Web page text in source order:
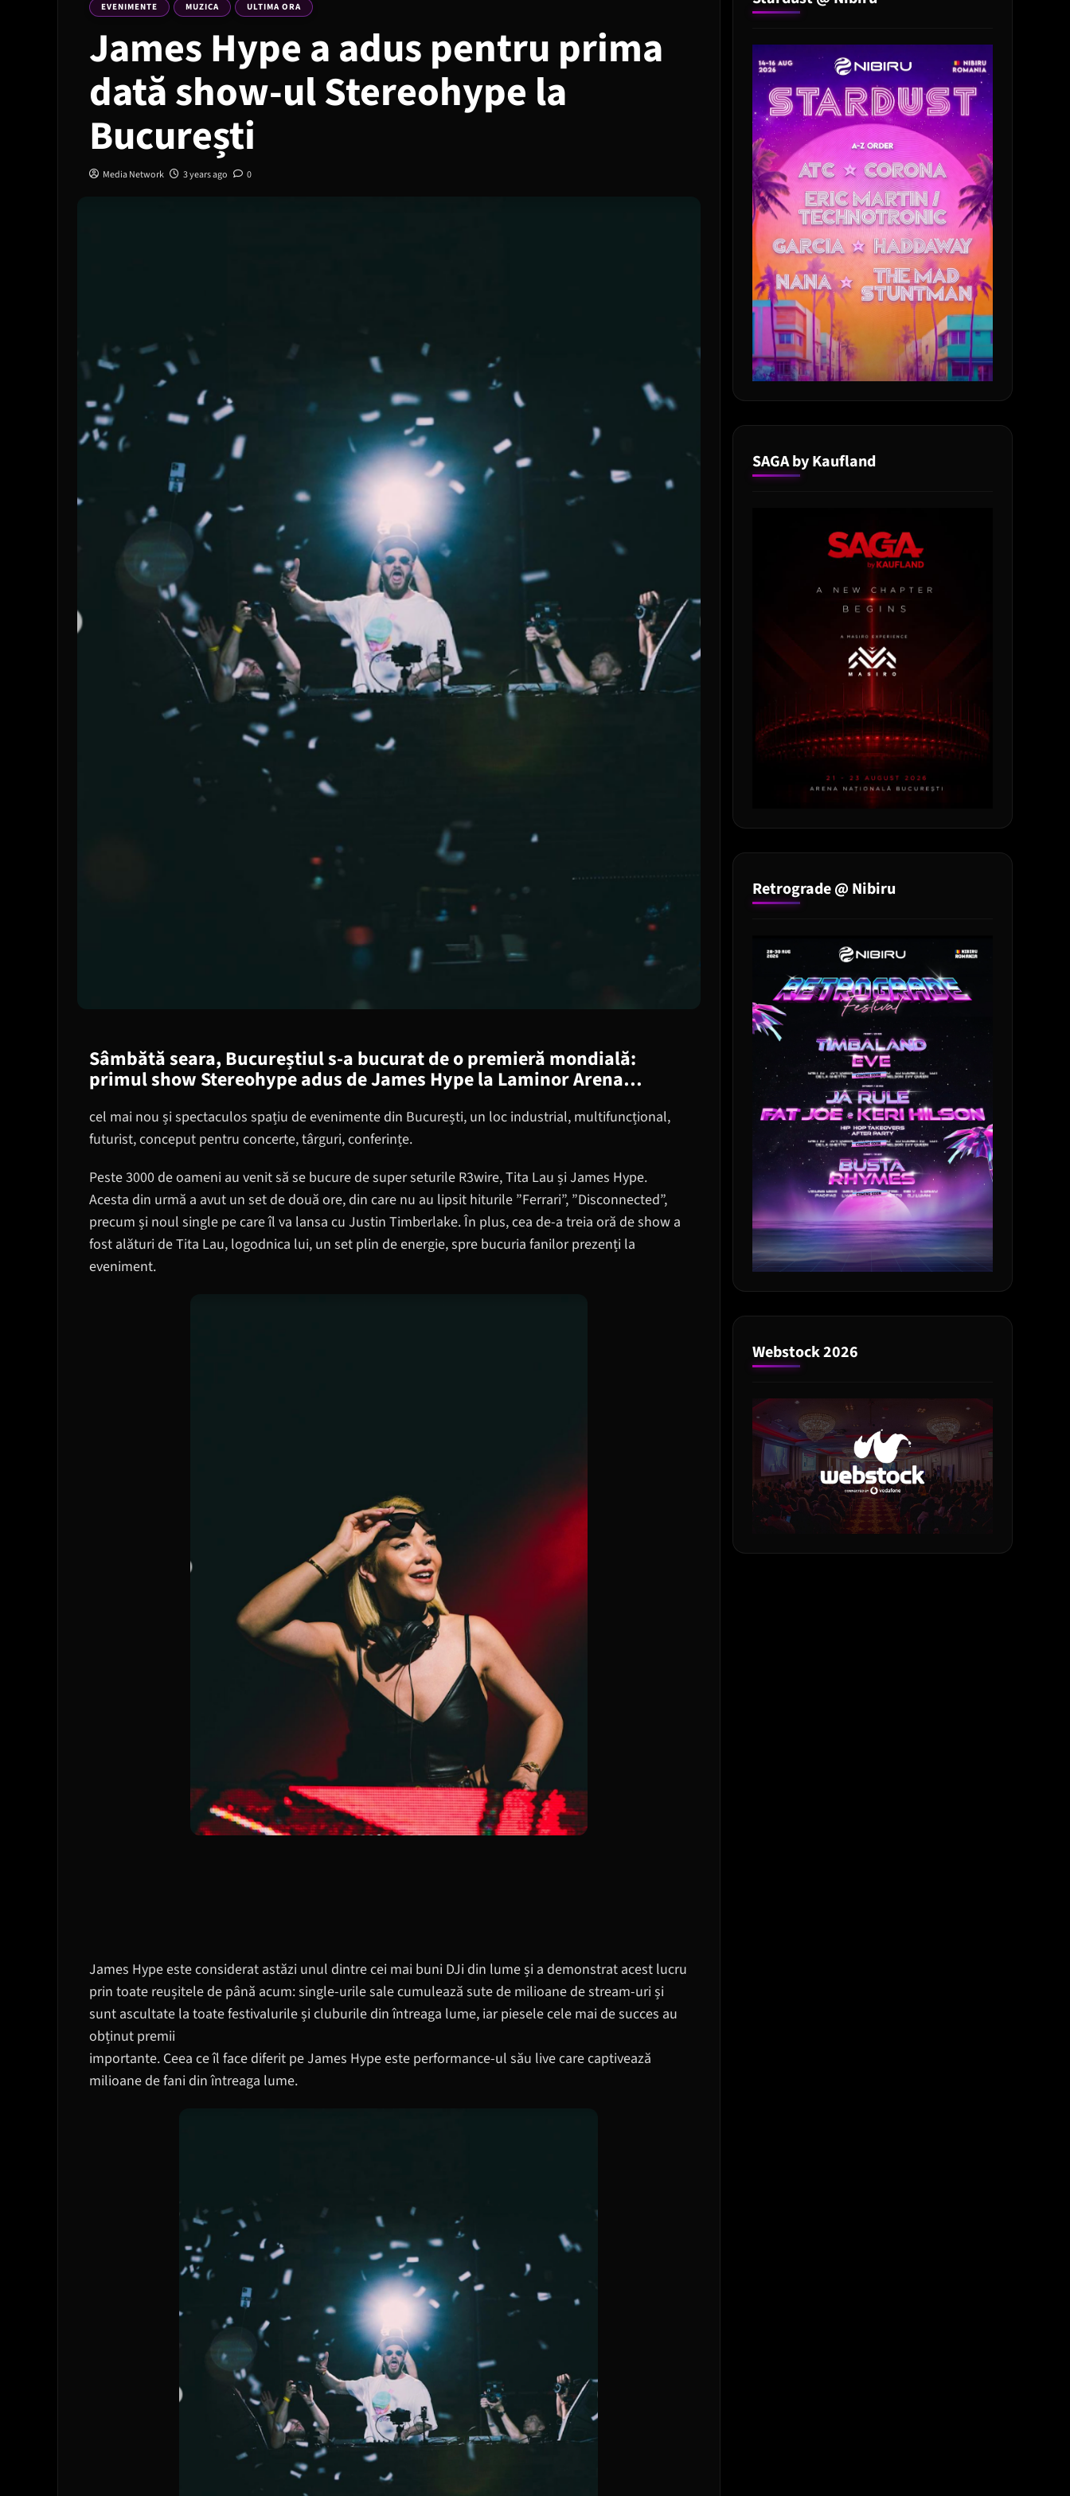
EVENIMENTE MUZICA ULTIMA ORA
James Hype a adus pentru prima
dată show-ul Stereohype la
București
Media Network 3 years ago 0
Sâmbătă seara, Bucureștiul s-a bucurat de o premieră mondială:
primul show Stereohype adus de James Hype la Laminor Arena…
cel mai nou și spectaculos spațiu de evenimente din București, un loc industrial, multifuncțional,
futurist, conceput pentru concerte, târguri, conferințe.
Peste 3000 de oameni au venit să se bucure de super seturile R3wire, Tita Lau și James Hype.
Acesta din urmă a avut un set de două ore, din care nu au lipsit hiturile ”Ferrari”, ”Disconnected”,
precum și noul single pe care îl va lansa cu Justin Timberlake. În plus, cea de-a treia oră de show a
fost alături de Tita Lau, logodnica lui, un set plin de energie, spre bucuria fanilor prezenți la
eveniment.
James Hype este considerat astăzi unul dintre cei mai buni DJi din lume și a demonstrat acest lucru
prin toate reușitele de până acum: single-urile sale cumulează sute de milioane de stream-uri și
sunt ascultate la toate festivalurile și cluburile din întreaga lume, iar piesele cele mai de succes au
obținut premii
importante. Ceea ce îl face diferit pe James Hype este performance-ul său live care captivează
milioane de fani din întreaga lume.
SAGA by Kaufland
Retrograde @ Nibiru
Webstock 2026